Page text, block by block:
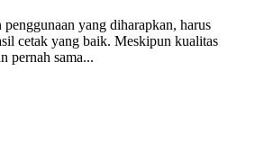
yang diharapkan, harus
cetak yang baik. Meskipun kualitas
pernah sama...